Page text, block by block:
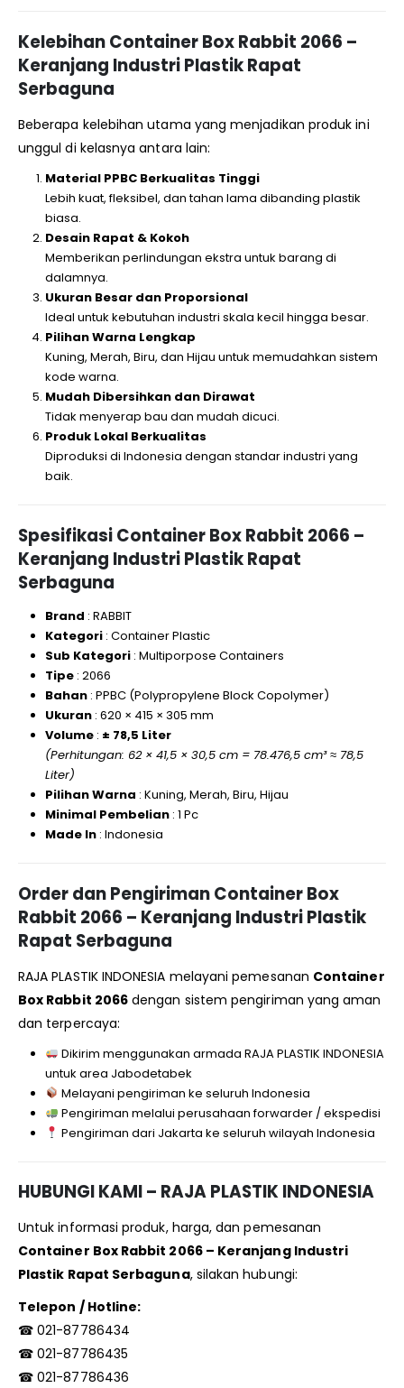
Kelebihan Container Box Rabbit 2066 –
Keranjang Industri Plastik Rapat
Serbaguna
Beberapa kelebihan utama yang menjadikan produk ini
unggul di kelasnya antara lain:
Material PPBC Berkualitas Tinggi
Lebih kuat, fleksibel, dan tahan lama dibanding plastik
biasa.
Desain Rapat & Kokoh
Memberikan perlindungan ekstra untuk barang di
dalamnya.
Ukuran Besar dan Proporsional
Ideal untuk kebutuhan industri skala kecil hingga besar.
Pilihan Warna Lengkap
Kuning, Merah, Biru, dan Hijau untuk memudahkan sistem
kode warna.
Mudah Dibersihkan dan Dirawat
Tidak menyerap bau dan mudah dicuci.
Produk Lokal Berkualitas
Diproduksi di Indonesia dengan standar industri yang
baik.
Spesifikasi Container Box Rabbit 2066 –
Keranjang Industri Plastik Rapat
Serbaguna
Brand : RABBIT
Kategori: Container Plastic
Sub Kategori: Multiporpose Containers
Tipe: 2066
Bahan: PPBC (Polypropylene Block Copolymer)
Ukuran: 620 × 415 × 305 mm
Volume: ± 78,5 Liter
(Perhitungan: 62 × 41,5 × 30,5 cm = 78.476,5 cm³ ≈ 78,5
Liter)
Pilihan Warna : Kuning, Merah, Biru, Hijau
Minimal Pembelian: 1 Pc
Made In: Indonesia
Order dan Pengiriman Container Box
Rabbit 2066 – Keranjang Industri Plastik
Rapat Serbaguna
RAJA PLASTIK INDONESIA melayani pemesanan Container
Box Rabbit 2066 dengan sistem pengiriman yang aman
dan terpercaya:
Dikirim menggunakan armada RAJA PLASTIK INDONESIA
untuk area Jabodetabek
Melayani pengiriman ke seluruh Indonesia
Pengiriman melalui perusahaan forwarder / ekspedisi
Pengiriman dari Jakarta ke seluruh wilayah Indonesia
HUBUNGI KAMI – RAJA PLASTIK INDONESIA
Untuk informasi produk, harga, dan pemesanan
Container Box Rabbit 2066 – Keranjang Industri
Plastik Rapat Serbaguna, silakan hubungi:
Telepon / Hotline:
☎ 021-87786434
☎ 021-87786435
☎ 021-87786436